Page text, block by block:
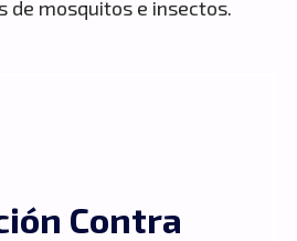
de mosquitos e insectos.
Contra